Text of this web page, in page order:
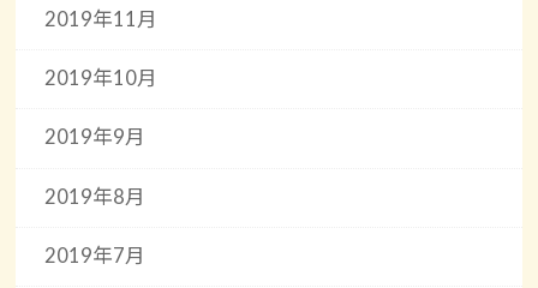
2019年11月
2019年10月
2019年9月
2019年8月
2019年7月